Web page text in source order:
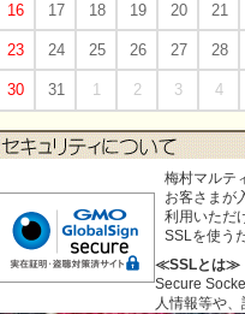
16 17 18 19 20 21
23 24 25 26 27 28
30 31 1 2 3 4
梅村マルテ
お客さまが
利用いただ
SSLを使う
≪SSLとは≫
Secure
人情報等や